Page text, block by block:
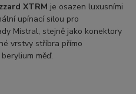
XTRM je osazen luxusními
upínací silou pro
Mistral, stejně jako konektory
vrstvy stříbra přímo
měď.